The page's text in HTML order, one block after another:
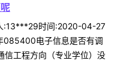
:13***29时间:2020-04-27
085400电子信息是否有调
信工程方向（专业学位）没